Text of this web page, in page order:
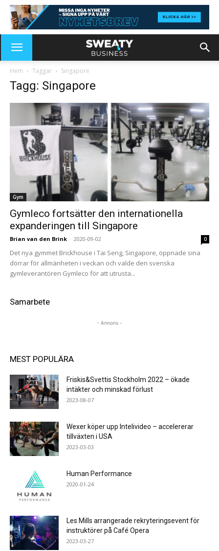
Hem Taggar Singapore
Tagg: Singapore
Gym
Gymleco fortsätter den internationella
expanderingen till Singapore
Brian van den Brink - 2020-09-02 0
Det nya gymmet Brickhouse i Tai Seng, Singapore, öppnade sina
dörrar för allmänheten i veckan och valde den svenska
gymleverantören Gymleco för att utrusta...
Samarbete
- Annons -
MEST POPULÄRA
Friskis&Svettis Stockholm 2022 – ökade
intäkter och minskad förlust
2023-08-07
Wexer köper upp Intelivideo – accelererar
tillväxten i USA
2023-03-03
Human Performance
2020-01-24
Les Mills arrangerade rekryteringsevent för
instruktörer på Café Opera
2023-03-27